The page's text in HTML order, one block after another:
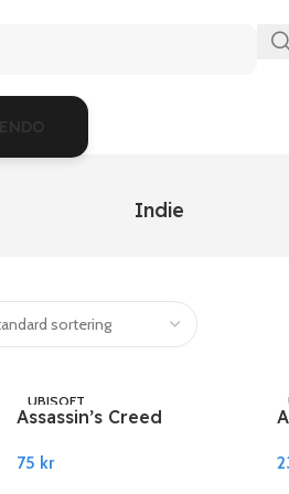
Indie
UBISOFT
Assassin’s Creed
Ubisoft Connect
75 kr